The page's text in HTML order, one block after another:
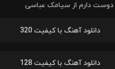
دوست دارم از سیامک عباسی
دانلود آهنگ با کیفیت 320
دانلود آهنگ با کیفیت 128